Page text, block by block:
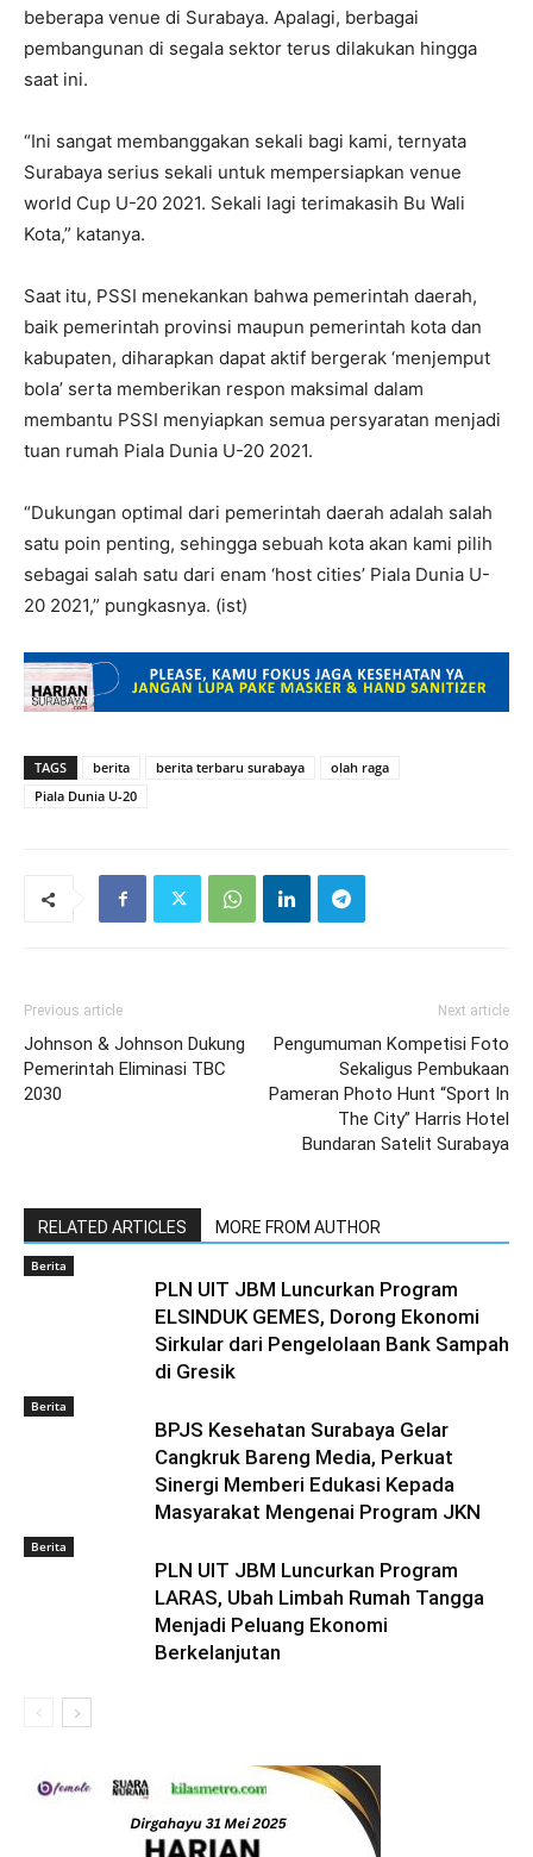
beberapa venue di Surabaya. Apalagi, berbagai
pembangunan di segala sektor terus dilakukan hingga
saat ini.
“Ini sangat membanggakan sekali bagi kami, ternyata
Surabaya serius sekali untuk mempersiapkan venue
world Cup U-20 2021. Sekali lagi terimakasih Bu Wali
Kota,” katanya.
Saat itu, PSSI menekankan bahwa pemerintah daerah,
baik pemerintah provinsi maupun pemerintah kota dan
kabupaten, diharapkan dapat aktif bergerak ‘menjemput
bola’ serta memberikan respon maksimal dalam
membantu PSSI menyiapkan semua persyaratan menjadi
tuan rumah Piala Dunia U-20 2021.
“Dukungan optimal dari pemerintah daerah adalah salah
satu poin penting, sehingga sebuah kota akan kami pilih
sebagai salah satu dari enam ‘host cities’ Piala Dunia U-
20 2021,” pungkasnya. (ist)
TAGS berita berita terbaru surabaya
olah raga
Piala Dunia U-20
Previous article
Johnson & Johnson Dukung
Pemerintah Eliminasi TBC
2030
Next article
Pengumuman Kompetisi Foto
Sekaligus Pembukaan
Pameran Photo Hunt “Sport In
The City” Harris Hotel
Bundaran Satelit Surabaya
RELATED ARTICLES MORE FROM AUTHOR
Berita
PLN UIT JBM Luncurkan Program
ELSINDUK GEMES, Dorong Ekonomi
Sirkular dari Pengelolaan Bank Sampah
di Gresik
Berita
BPJS Kesehatan Surabaya Gelar
Cangkruk Bareng Media, Perkuat
Sinergi Memberi Edukasi Kepada
Masyarakat Mengenai Program JKN
Berita
PLN UIT JBM Luncurkan Program
LARAS, Ubah Limbah Rumah Tangga
Menjadi Peluang Ekonomi
Berkelanjutan